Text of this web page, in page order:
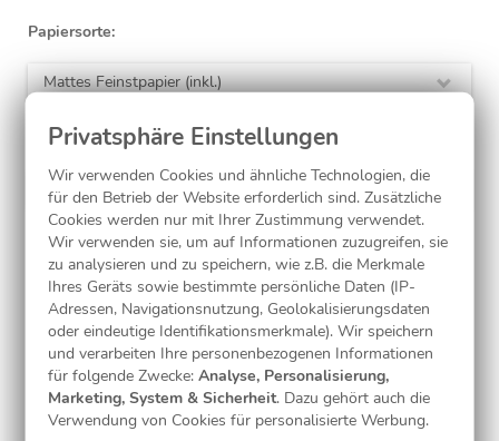
Papiersorte:
Mattes Feinstpapier (inkl.)
Laminierung:
ohne (inkl.)
Jetzt gestalten
Kostenlose Musterkarte
Wir verwenden Cookies und ähnliche Technologien, die
für den Betrieb der Website erforderlich sind. Zusätzliche
Cookies werden nur mit Ihrer Zustimmung verwendet.
Wir verwenden sie, um auf Informationen zuzugreifen, sie
zu analysieren und zu speichern, wie z.B. die Merkmale
Ihres Geräts sowie bestimmte persönliche Daten (IP-
Adressen, Navigationsnutzung, Geolokalisierungsdaten
oder eindeutige Identifikationsmerkmale). Wir speichern
und verarbeiten Ihre personenbezogenen Informationen
für folgende Zwecke:Analyse, Personalisierung,
Marketing, System & Sicherheit. Dazu gehört auch die
Verwendung von Cookies für personalisierte Werbung.